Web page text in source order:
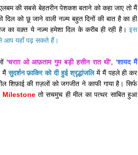
की सबसे बेहतरीन पेशकश बताने को कहा जाए तो मैं
को छू जाने वाली नज़्म बहुत दिनों की बात है का ही
का वक़्त ये नज़्म हमेशा दिल के करीब ही रही है। इस
आप यहाँ पढ़ सकते हैं।
'चराग़ ओ आफ़ताम गुम बड़ी हसीन रात थी', 'शायद मैं
मैंसुदर्शन फ़ाकिर को दी हुई श्रृद्धांजलिमें मैं पहले ही कर
शिफ़ाई की ग़ज़लों को जगजीत ने काफी गाया है। सिर्फ
Milestoneतो सचमुच ही मील का पत्थर साबित हुआ